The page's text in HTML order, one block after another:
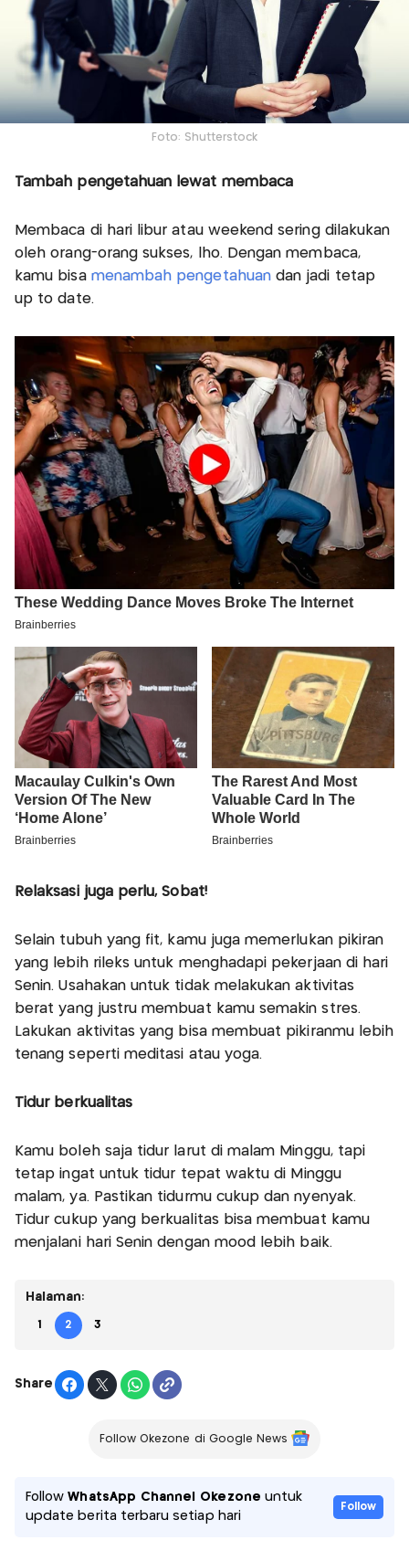
Foto: Shutterstock
Tambah pengetahuan lewat membaca
Membaca di hari libur atau weekend sering dilakukan
oleh orang-orang sukses, lho. Dengan membaca,
kamu bisa menambah pengetahuandan jadi tetap
up to date.
Relaksasi juga perlu, Sobat!
Selain tubuh yang fit, kamu juga memerlukan pikiran
yang lebih rileks untuk menghadapi pekerjaan di hari
Senin. Usahakan untuk tidak melakukan aktivitas
berat yang justru membuat kamu semakin stres.
Lakukan aktivitas yang bisa membuat pikiranmu lebih
tenang seperti meditasi atau yoga.
Tidur berkualitas
Kamu boleh saja tidur larut di malam Minggu, tapi
tetap ingat untuk tidur tepat waktu di Minggu
malam, ya. Pastikan tidurmu cukup dan nyenyak.
Tidur cukup yang berkualitas bisa membuat kamu
menjalani hari Senin dengan mood lebih baik.
Halaman:
1 2 3
Share
Follow Okezone di Google News
FollowWhatsApp Channel Okezone untuk
update berita terbaru setiap hari
Follow